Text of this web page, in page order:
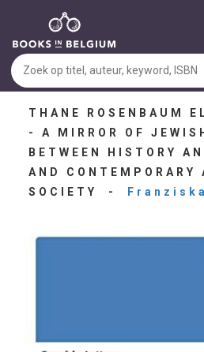
THANE ROSENBAUM
- A MIRROR OF
BETWEEN HISTORY
AND CONTEMPORARY
SOCIETY -